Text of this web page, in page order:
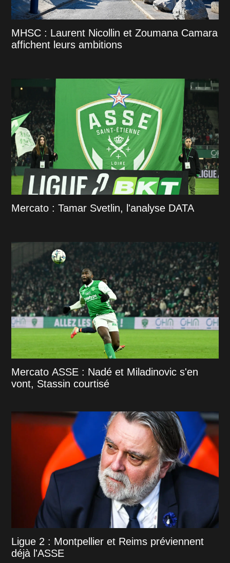
MHSC : Laurent Nicollin et Zoumana Camara
affichent leurs ambitions
Mercato : Tamar Svetlin, l'analyse DATA
Mercato ASSE : Nadé et Miladinovic s'en
vont, Stassin courtisé
Ligue 2 : Montpellier et Reims préviennent
déjà l'ASSE